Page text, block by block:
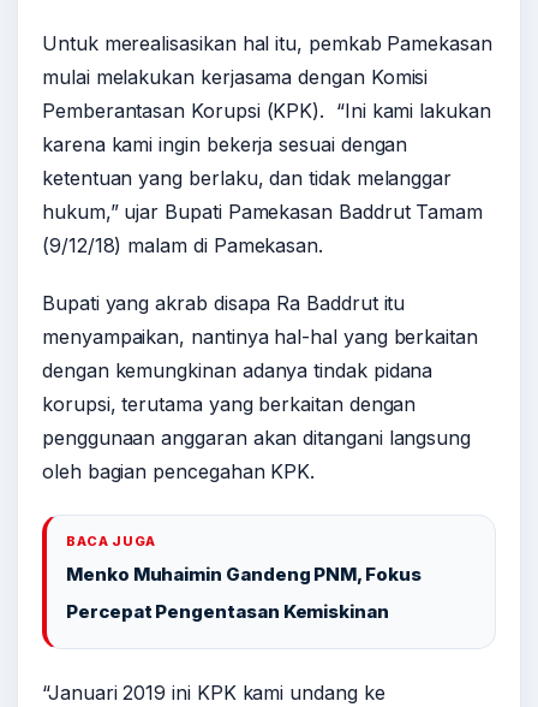
Untuk merealisasikan hal itu, pemkab Pamekasan
mulai melakukan kerjasama dengan Komisi
Pemberantasan Korupsi (KPK). “Ini kami lakukan
karena kami ingin bekerja sesuai dengan
ketentuan yang berlaku, dan tidak melanggar
hukum,” ujar Bupati Pamekasan Baddrut Tamam
(9/12/18) malam di Pamekasan.
Bupati yang akrab disapa Ra Baddrut itu
menyampaikan, nantinya hal-hal yang berkaitan
dengan kemungkinan adanya tindak pidana
korupsi, terutama yang berkaitan dengan
penggunaan anggaran akan ditangani langsung
oleh bagian pencegahan KPK.
BACA JUGA
Menko Muhaimin Gandeng PNM, Fokus
Percepat Pengentasan Kemiskinan
“Januari 2019 ini KPK kami undang ke